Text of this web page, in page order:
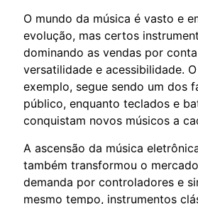
O mundo da música é vasto e
evolução, mas certos
dominando as vendas por
versatilidade e acessibilidade.
exemplo, segue sendo um dos
público, enquanto teclados e
conquistam novos músicos a
A ascensão da música
também transformou o
demanda por controladores e
mesmo tempo, instrumentos